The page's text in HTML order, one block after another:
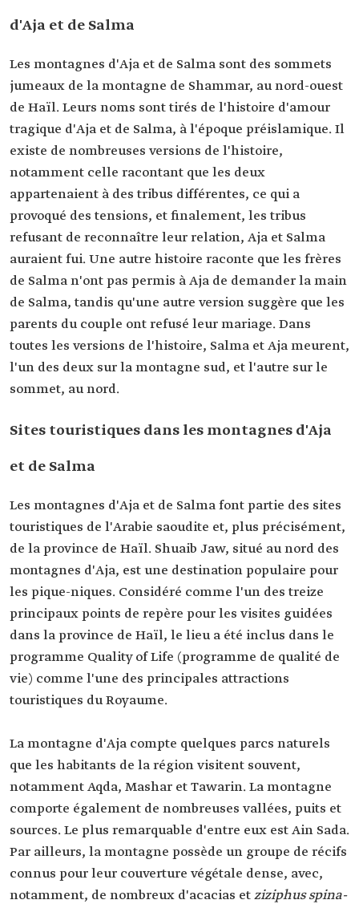
d'Aja et de Salma
Les montagnes d'Aja et de Salma sont des sommets
jumeaux de la montagne de Shammar, au nord-ouest
de Haïl. Leurs noms sont tirés de l'histoire d'amour
tragique d'Aja et de Salma, à l'époque préislamique. Il
existe de nombreuses versions de l'histoire,
notamment celle racontant que les deux
appartenaient à des tribus différentes, ce qui a
provoqué des tensions, et finalement, les tribus
refusant de reconnaître leur relation, Aja et Salma
auraient fui. Une autre histoire raconte que les frères
de Salma n'ont pas permis à Aja de demander la main
de Salma, tandis qu'une autre version suggère que les
parents du couple ont refusé leur mariage. Dans
toutes les versions de l'histoire, Salma et Aja meurent,
l'un des deux sur la montagne sud, et l'autre sur le
sommet, au nord.
Sites touristiques dans les montagnes d'Aja
et de Salma
Les montagnes d'Aja et de Salma font partie des sites
touristiques de l'Arabie saoudite et, plus précisément,
de la province de Haïl. Shuaib Jaw, situé au nord des
montagnes d'Aja, est une destination populaire pour
les pique-niques. Considéré comme l'un des treize
principaux points de repère pour les visites guidées
dans la province de Haïl, le lieu a été inclus dans le
programme Quality of Life (programme de qualité de
vie) comme l'une des principales attractions
touristiques du Royaume.
La montagne d'Aja compte quelques parcs naturels
que les habitants de la région visitent souvent,
notamment Aqda, Mashar et Tawarin. La montagne
comporte également de nombreuses vallées, puits et
sources. Le plus remarquable d'entre eux est Ain Sada.
Par ailleurs, la montagne possède un groupe de récifs
connus pour leur couverture végétale dense, avec,
notamment, de nombreux d'acacias etziziphus spina-